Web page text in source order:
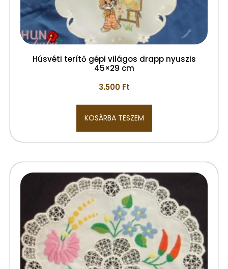
Húsvéti terítő gépi világos drapp nyuszis
45×29 cm
3.500 Ft
KOSÁRBA TESZEM